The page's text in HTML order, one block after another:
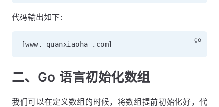
代码输出如下:
[www. quanxiaoha . com]
二、Go 语言初始化数组
我们可以在定义数组的时候，将数组提前初始化好，代